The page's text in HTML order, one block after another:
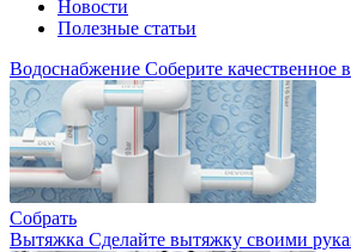
Новости
Полезные статьи
Водоснабжение Соберите качественное
Собрать
Вытяжка Сделайте вытяжку своими